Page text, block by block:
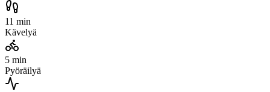
11 min
Kävelyä
5 min
Pyöräilyä